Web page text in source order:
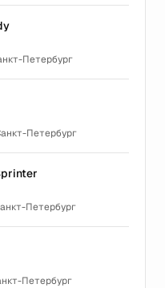
Петербург
Петербург
Петербург
Петербург